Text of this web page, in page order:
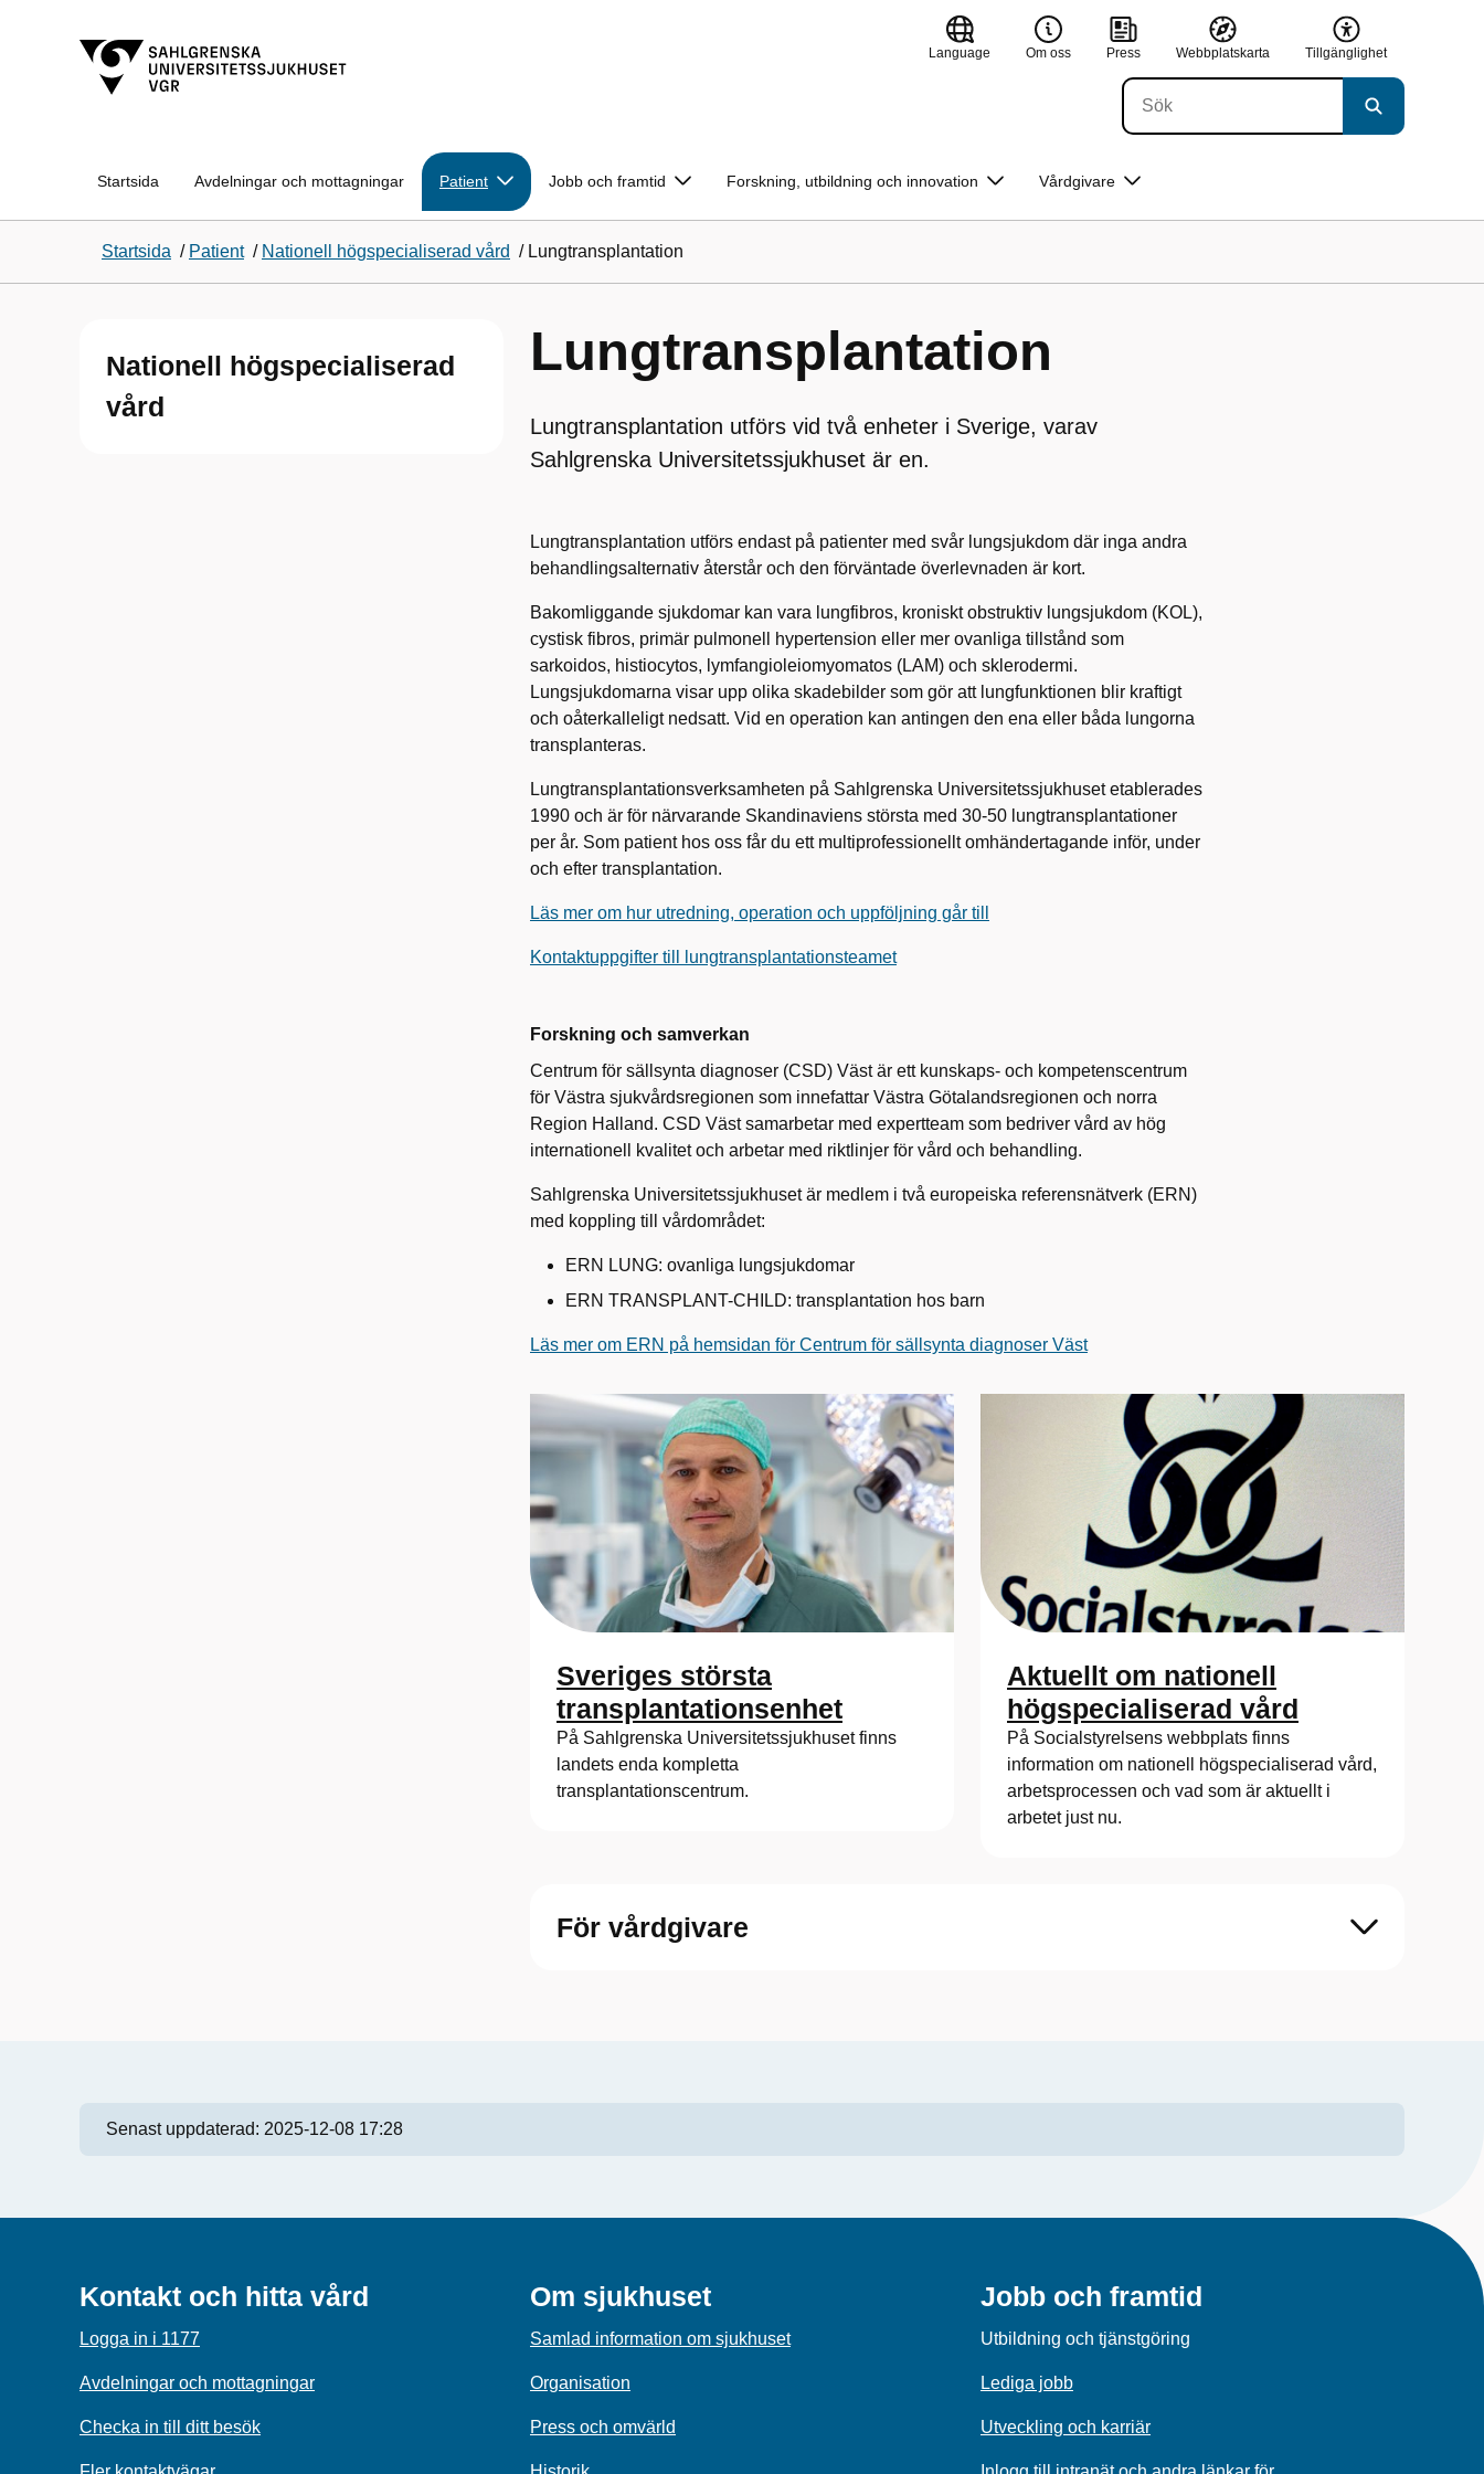
Language Om oss Press Webbplatskarta Tillgänglighet
Startsida Avdelningar och mottagningar Patient Jobb och framtid Forskning, utbildning och innovation Vårdgivare
Startsida / Patient / Nationell högspecialiserad vård / Lungtransplantation
Nationell högspecialiserad
vård
Lungtransplantation
Lungtransplantation utförs vid två enheter i Sverige, varav
Sahlgrenska Universitetssjukhuset är en.
Lungtransplantation utförs endast på patienter med svår lungsjukdom där inga andra
behandlingsalternativ återstår och den förväntade överlevnaden är kort.
Bakomliggande sjukdomar kan vara lungfibros, kroniskt obstruktiv lungsjukdom (KOL),
cystisk fibros, primär pulmonell hypertension eller mer ovanliga tillstånd som
sarkoidos, histiocytos, lymfangioleiomyomatos (LAM) och sklerodermi.
Lungsjukdomarna visar upp olika skadebilder som gör att lungfunktionen blir kraftigt
och oåterkalleligt nedsatt. Vid en operation kan antingen den ena eller båda lungorna
transplanteras.
Lungtransplantationsverksamheten på Sahlgrenska Universitetssjukhuset etablerades
1990 och är för närvarande Skandinaviens största med 30-50 lungtransplantationer
per år. Som patient hos oss får du ett multiprofessionellt omhändertagande inför, under
och efter transplantation.
Läs mer om hur utredning, operation och uppföljning går till
Kontaktuppgifter till lungtransplantationsteamet
Forskning och samverkan
Centrum för sällsynta diagnoser (CSD) Väst är ett kunskaps- och kompetenscentrum
för Västra sjukvårdsregionen som innefattar Västra Götalandsregionen och norra
Region Halland. CSD Väst samarbetar med expertteam som bedriver vård av hög
internationell kvalitet och arbetar med riktlinjer för vård och behandling.
Sahlgrenska Universitetssjukhuset är medlem i två europeiska referensnätverk (ERN)
med koppling till vårdområdet:
ERN LUNG: ovanliga lungsjukdomar
ERN TRANSPLANT-CHILD: transplantation hos barn
Läs mer om ERN på hemsidan för Centrum för sällsynta diagnoser Väst
Sveriges största
transplantationsenhet
På Sahlgrenska Universitetssjukhuset finns
landets enda kompletta
transplantationscentrum.
Aktuellt om nationell
högspecialiserad vård
På Socialstyrelsens webbplats finns
information om nationell högspecialiserad vård,
arbetsprocessen och vad som är aktuellt i
arbetet just nu.
För vårdgivare
Senast uppdaterad: 2025-12-08 17:28
Kontakt och hitta vård
Logga in i 1177
Avdelningar och mottagningar
Checka in till ditt besök
Om sjukhuset
Samlad information om sjukhuset
Organisation
Press och omvärld
Jobb och framtid
Utbildning och tjänstgöring
Lediga jobb
Utveckling och karriär